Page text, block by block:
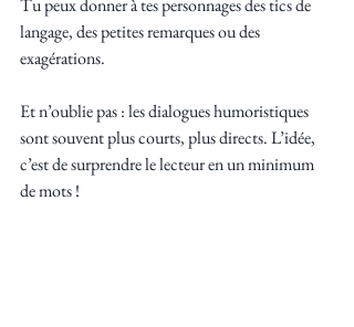
Tu peux donner à tes personnages des tics de
langage, des petites remarques ou des
exagérations.
Et n’oublie pas : les dialogues humoristiques
sont souvent plus courts, plus directs. L’idée,
c’est de surprendre le lecteur en un minimum
de mots !